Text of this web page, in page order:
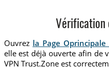
Vérification
Ouvrez la Page
elle est déjà ouverte afin de
VPN Trust.Zone est